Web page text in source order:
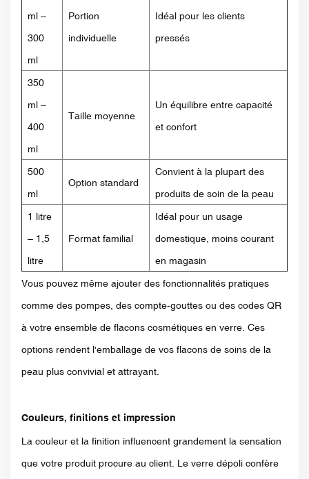
ml –
300
ml
Portion
individuelle
Idéal pour les clients
pressés
350
ml –
400
ml
Taille moyenne
Un équilibre entre capacité
et confort
500
ml
Option standard
Convient à la plupart des
produits de soin de la peau
1 litre
– 1,5
litre
Format familial
Idéal pour un usage
domestique, moins courant
en magasin
Vous pouvez même ajouter des fonctionnalités pratiques
comme des pompes, des compte-gouttes ou des codes QR
à votre ensemble de flacons cosmétiques en verre. Ces
options rendent l'emballage de vos flacons de soins de la
peau plus convivial et attrayant.
Couleurs, finitions et impression
La couleur et la finition influencent grandement la sensation
que votre produit procure au client. Le verre dépoli confère